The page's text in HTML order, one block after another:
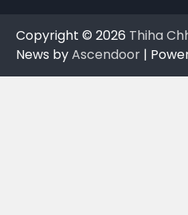
Copyright © 2026 Thiha
News byAscendoor |